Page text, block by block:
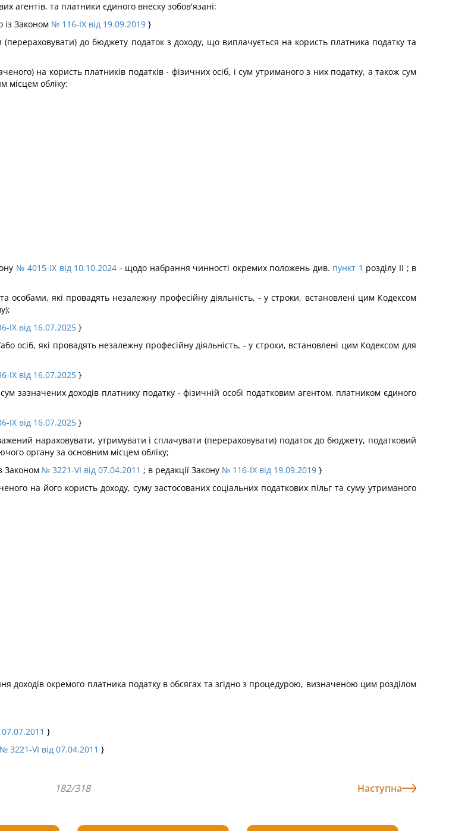
агентів, та платники єдиного внеску зобов'язані:
із Законом № 116-IX від 19.09.2019 }
до бюджету податок з доходу, що виплачується на користь платника податку та
на користь платників податків - фізичних осіб, і сум утриманого з них податку, а також сум
місцем обліку:
№ 4015-IX від 10.10.2024 - щодо набрання чинності окремих положень див. пункт 1 розділу II ; в
особами, які провадять незалежну професійну діяльність, - у строки, встановлені цим Кодексом
IX від 16.07.2025 }
осіб, які провадять незалежну професійну діяльність, - у строки, встановлені цим Кодексом для
IX від 16.07.2025 }
зазначених доходів платнику податку - фізичній особі податковим агентом, платником єдиного
IX від 16.07.2025 }
нараховувати, утримувати і сплачувати (перераховувати) податок до бюджету, податковий
органу за основним місцем обліку;
Законом № 3221-VI від 07.04.2011 ; в редакції Закону № 116-IX від 19.09.2019 }
на його користь доходу, суму застосованих соціальних податкових пільг та суму утриманого
доходів окремого платника податку в обсягах та згідно з процедурою, визначеною цим розділом
}
№ 3221-VI від 07.04.2011 }
182/318 Наступна